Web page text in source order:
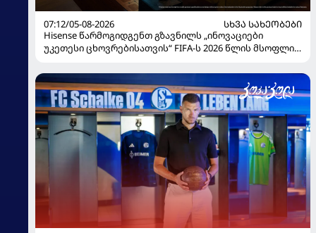
07:12/05-08-2026
ᲡᲮᲕᲐ ᲡᲐᲮᲔᲝᲑᲔᲑᲘ
Hisense წარმოგიდგენთ გზავნილს „ინოვაციები
უკეთესი ცხოვრებისათვის“ FIFA-ს 2026 წლის მსოფლიო